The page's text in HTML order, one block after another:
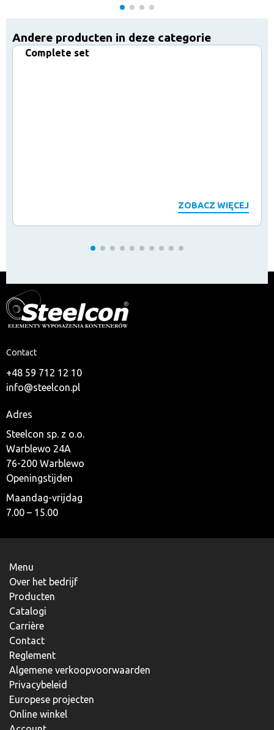
Andere producten in deze categorie
Complete set
ZOBACZ WIĘCEJ
Contact
+48 59 712 12 10
info@steelcon.pl
Adres
Steelcon sp. z o.o.
Warblewo 24A
76-200 Warblewo
Openingstijden
Maandag-vrijdag
7.00 – 15.00
Menu
Over het bedrijf
Producten
Catalogi
Carrière
Contact
Reglement
Algemene verkoopvoorwaarden
Privacybeleid
Europese projecten
Online winkel